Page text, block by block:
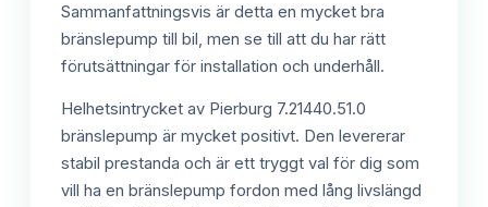
Sammanfattningsvis är detta en mycket bra
bränslepump till bil, men se till att du har rätt
förutsättningar för installation och underhåll.
Helhetsintrycket av Pierburg 7.21440.51.0
bränslepump är mycket positivt. Den levererar
stabil prestanda och är ett tryggt val för dig som
vill ha en bränslepump fordon med lång livslängd